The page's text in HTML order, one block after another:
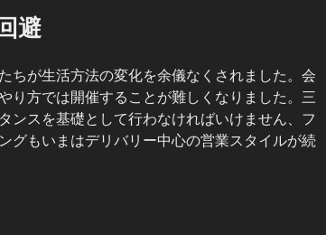
避
ちが生活方法の変化を余儀なくされました。会
り方では開催することが難しくなりました。三
ンスを基礎として行わなければいけません、フ
グもいまはデリバリー中心の営業スタイルが続